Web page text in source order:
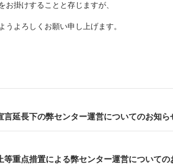
お掛けすることと存じますが、
うよろしくお願い申し上げます。
言延長下の弊センター運営についてのお知
等重点措置による弊センター運営について